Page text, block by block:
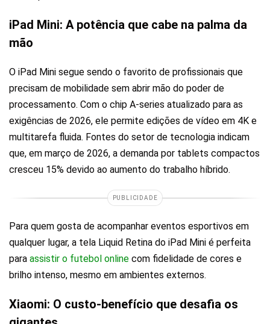
iPad Mini: A potência que cabe na palma da
mão
O iPad Mini segue sendo o favorito de profissionais que
precisam de mobilidade sem abrir mão do poder de
processamento. Com o chip A-series atualizado para as
exigências de 2026, ele permite edições de vídeo em 4K e
multitarefa fluida. Fontes do setor de tecnologia indicam
que, em março de 2026, a demanda por tablets compactos
cresceu 15% devido ao aumento do trabalho híbrido.
PUBLICIDADE
Para quem gosta de acompanhar eventos esportivos em
qualquer lugar, a tela Liquid Retina do iPad Mini é perfeita
para assistir o futebol online com fidelidade de cores e
brilho intenso, mesmo em ambientes externos.
Xiaomi: O custo-benefício que desafia os